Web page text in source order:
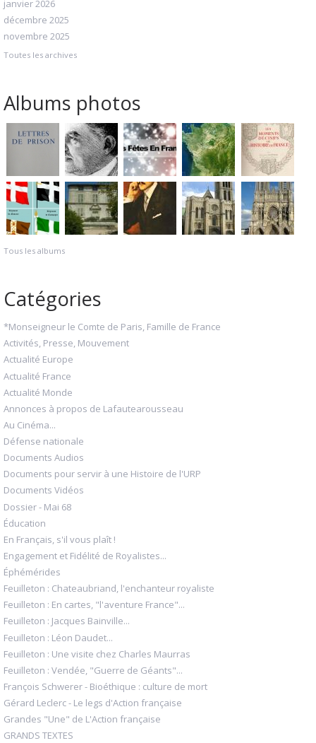
janvier 2026
décembre 2025
novembre 2025
Toutes les archives
Albums photos
Tous les albums
Catégories
*Monseigneur le Comte de Paris, Famille de France
Activités, Presse, Mouvement
Actualité Europe
Actualité France
Actualité Monde
Annonces à propos de Lafautearousseau
Au Cinéma...
Défense nationale
Documents Audios
Documents pour servir à une Histoire de l'URP
Documents Vidéos
Dossier - Mai 68
Éducation
En Français, s'il vous plaît !
Engagement et Fidélité de Royalistes...
Éphémérides
Feuilleton : Chateaubriand, l'enchanteur royaliste
Feuilleton : En cartes, "l'aventure France"...
Feuilleton : Jacques Bainville...
Feuilleton : Léon Daudet...
Feuilleton : Une visite chez Charles Maurras
Feuilleton : Vendée, "Guerre de Géants"...
François Schwerer - Bioéthique : culture de mort
Gérard Leclerc - Le legs d'Action française
Grandes "Une" de L'Action française
GRANDS TEXTES